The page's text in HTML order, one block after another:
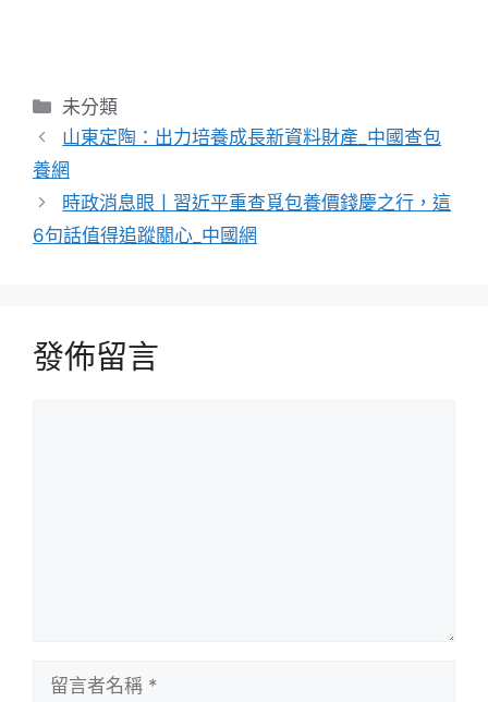
分
類
未分類
山東定陶：出力培養成長新資料財產_中國查包
養網
時政消息眼丨習近平重查覓包養價錢慶之行，這
6句話值得追蹤關心_中國網
發佈留言